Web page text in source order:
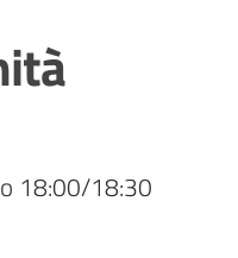
18:00/18:30